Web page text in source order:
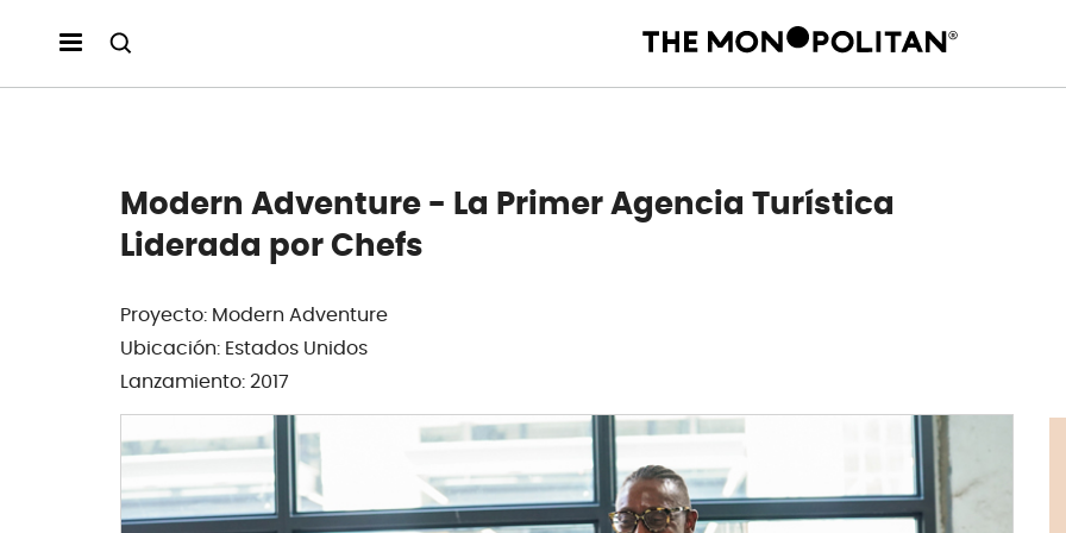
Modern Adventure - La Primer Agencia Turística
Liderada por Chefs
Proyecto: Modern Adventure
Ubicación: Estados Unidos
Lanzamiento: 2017